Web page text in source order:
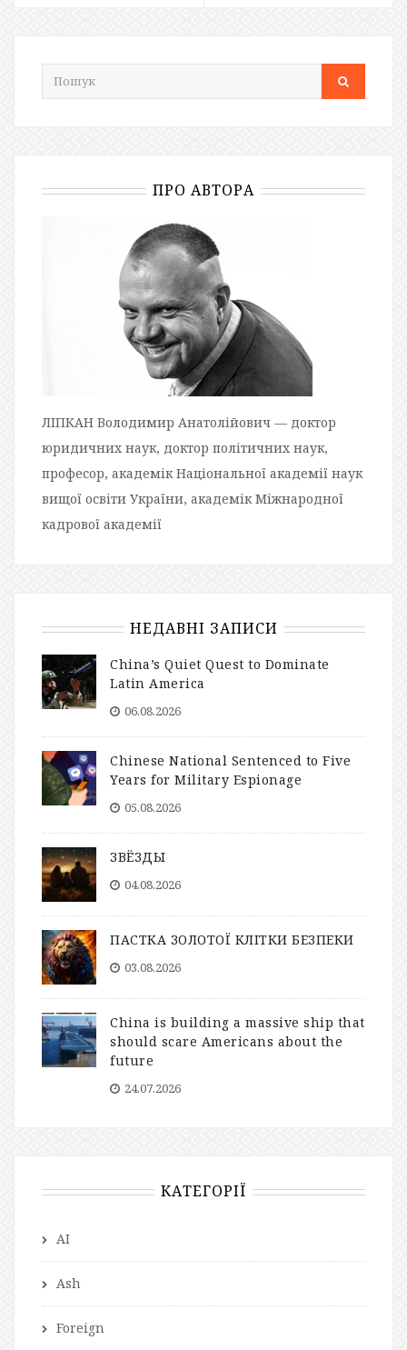
ПРО АВТОРА
ЛІПКАН Володимир Анатолійович — доктор
юридичних наук, доктор політичних наук,
професор, академік Національної академії наук
вищої освіти України, академік Міжнародної
кадрової академії
НЕДАВНІ ЗАПИСИ
China’s Quiet Quest to Dominate
Latin America
06.08.2026
Chinese National Sentenced to Five
Years for Military Espionage
05.08.2026
ЗВЁЗДЫ
04.08.2026
ПАСТКА ЗОЛОТОЇ КЛІТКИ БЕЗПЕКИ
03.08.2026
China is building a massive ship that
should scare Americans about the
future
24.07.2026
КАТЕГОРІЇ
AI
Ash
Foreign